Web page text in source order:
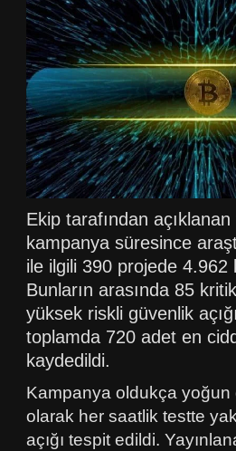
Ekip tarafından
kampanya süresince
ile ilgili 390 projede 4.962
Bunların arasında 85
yüksek riskli güvenlik
toplamda 720 adet en
kaydedildi.
Kampanya oldukça yoğun
olarak her saatlik testte
açığı tespit edildi.